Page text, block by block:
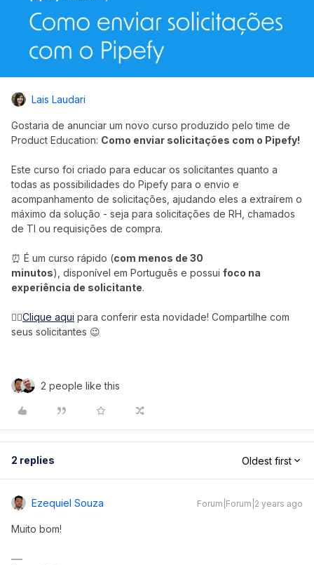
Lais Laudari
Gostaria de anunciar um novo curso produzido pelo time de
Product Education: Como enviar solicitações com o Pipefy!
Este curso foi criado para educar os solicitantes quanto a
todas as possibilidades do Pipefy para o envio e
acompanhamento de solicitações, ajudando eles a extraírem o
máximo da solução - seja para solicitações de RH, chamados
de TI ou requisições de compra.
⏰ É um curso rápido (com menos de 30
minutos), disponível em Português e possui foco na
experiência de solicitante.
👉🏼Clique aqui para conferir esta novidade! Compartilhe com
seus solicitantes 😉
2 people like this
2 replies Oldest first
Ezequiel Souza Forum|Forum|2 years ago
Muito bom!